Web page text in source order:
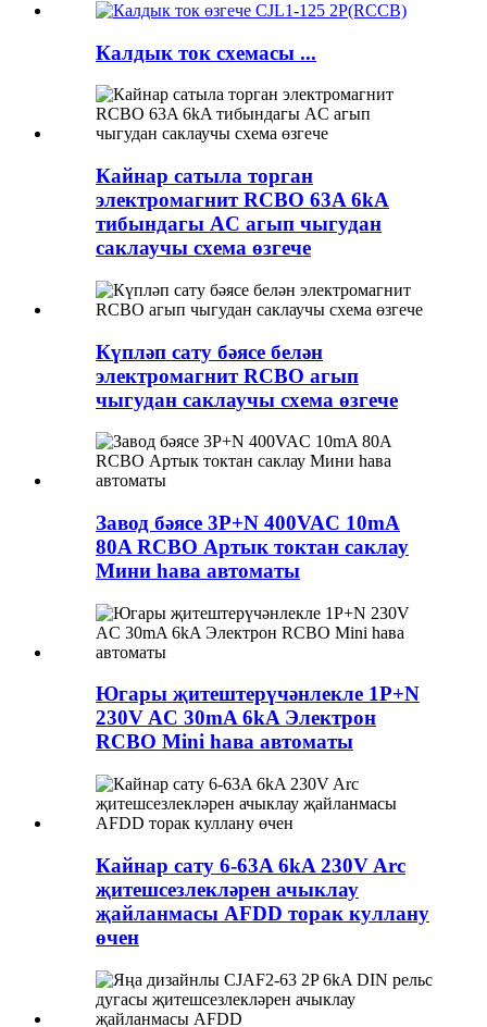
Калдык ток схемасы ...
Кайнар сатыла торган
электромагнит RCBO 63A 6kA
тибындагы AC агып чыгудан
саклаучы схема өзгече
Күпләп сату бәясе белән
электромагнит RCBO агып
чыгудан саклаучы схема өзгече
Завод бәясе 3P+N 400VAC 10mA
80A RCBO Артык токтан саклау
Мини һава автоматы
Югары җитештерүчәнлекле 1P+N
230V AC 30mA 6kA Электрон
RCBO Mini һава автоматы
Кайнар сату 6-63A 6kA 230V Arc
җитешсезлекләрен ачыклау
җайланмасы AFDD торак куллану
өчен